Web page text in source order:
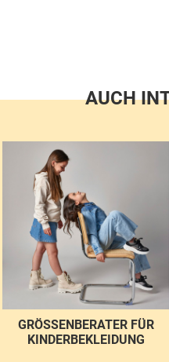
AUCH
GRÖSSENBERATER FÜR K
INDERBEKLEIDUNG